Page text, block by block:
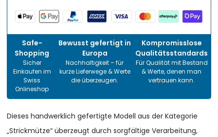
Safe-
Shopping
Sicher
Einkaufen im
Swiss
Onlineshop
Bewusst gefertigt in
Europa
Nachhaltigkeit – für
kurze Lieferwege & Werte
die überzeugen.
Kompromisslose
Qualitätsstandards
Für Qualität mit Bestand
& Werte, denen man
vertrauen kann.
Dieses handwerklich gefertigte Modell aus der Kategorie
„Strickmütze“ überzeugt durch sorgfältige Verarbeitung,